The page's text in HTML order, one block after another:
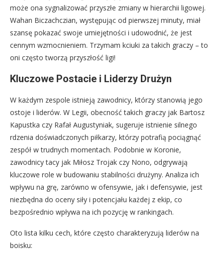
może ona sygnalizować przyszłe zmiany w hierarchii ligowej.
Wahan Biczachczian, występując od pierwszej minuty, miał
szansę pokazać swoje umiejętności i udowodnić, że jest
cennym wzmocnieniem. Trzymam kciuki za takich graczy – to
oni często tworzą przyszłość ligi!
Kluczowe Postacie i Liderzy Drużyn
W każdym zespole istnieją zawodnicy, którzy stanowią jego
ostoje i liderów. W Legii, obecność takich graczy jak Bartosz
Kapustka czy Rafał Augustyniak, sugeruje istnienie silnego
rdzenia doświadczonych piłkarzy, którzy potrafią pociągnąć
zespół w trudnych momentach. Podobnie w Koronie,
zawodnicy tacy jak Miłosz Trojak czy Nono, odgrywają
kluczowe role w budowaniu stabilności drużyny. Analiza ich
wpływu na grę, zarówno w ofensywie, jak i defensywie, jest
niezbędna do oceny siły i potencjału każdej z ekip, co
bezpośrednio wpływa na ich pozycję w rankingach.
Oto lista kilku cech, które często charakteryzują liderów na
boisku: